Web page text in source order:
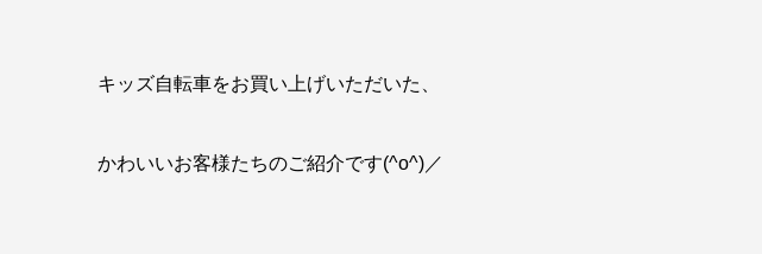
キッズ自転車をお買い上げいただいた、
かわいいお客様たちのご紹介です(^o^)／